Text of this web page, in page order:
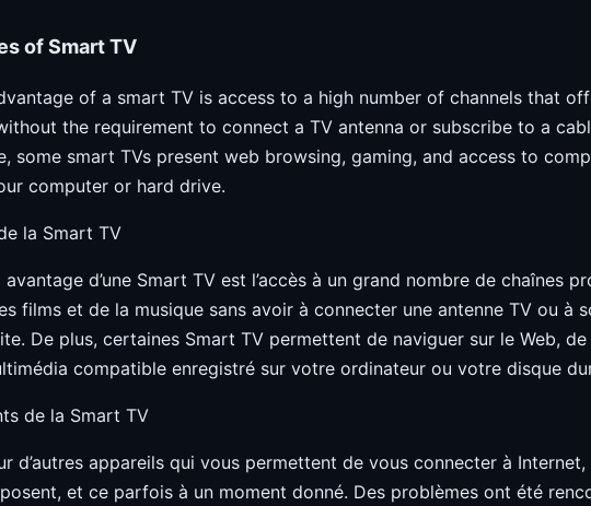
of Smart TV
of a smart TV is access to a high number of channels that
the requirement to connect a TV antenna or subscribe to a
some smart TVs present web browsing, gaming, and access to
computer or hard drive.
la Smart TV
d’une Smart TV est l’accès à un grand nombre de chaînes
films et de la musique sans avoir à connecter une antenne TV ou à
De plus, certaines Smart TV permettent de naviguer sur le Web, de
compatible enregistré sur votre ordinateur ou votre disque
de la Smart TV
d’autres appareils qui vous permettent de vous connecter à
et ce parfois à un moment donné. Des problèmes ont été